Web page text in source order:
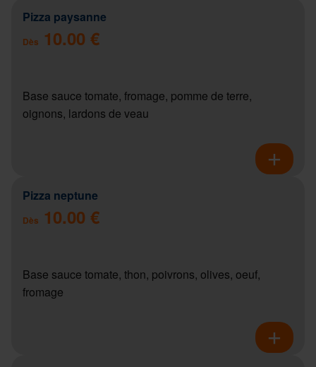
Pizza paysanne
Dès 10.00 €
Base sauce tomate, fromage, pomme de terre,
oignons, lardons de veau
Pizza neptune
Dès 10.00 €
Base sauce tomate, thon, poivrons, olives, oeuf,
fromage